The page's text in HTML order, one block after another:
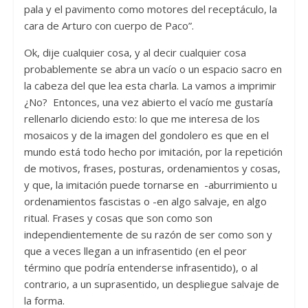
pala y el pavimento como motores del receptáculo, la
cara de Arturo con cuerpo de Paco”.
Ok, dije cualquier cosa, y al decir cualquier cosa
probablemente se abra un vacío o un espacio sacro en
la cabeza del que lea esta charla. La vamos a imprimir
¿No? Entonces, una vez abierto el vacío me gustaría
rellenarlo diciendo esto: lo que me interesa de los
mosaicos y de la imagen del gondolero es que en el
mundo está todo hecho por imitación, por la repetición
de motivos, frases, posturas, ordenamientos y cosas,
y que, la imitación puede tornarse en -aburrimiento u
ordenamientos fascistas o -en algo salvaje, en algo
ritual. Frases y cosas que son como son
independientemente de su razón de ser como son y
que a veces llegan a un infrasentido (en el peor
término que podría entenderse infrasentido), o al
contrario, a un suprasentido, un despliegue salvaje de
la forma.